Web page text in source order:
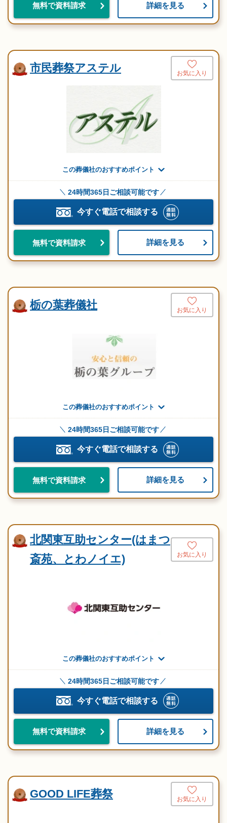
無料で資料請求 詳細を見る
市民葬祭アステル お気に入り
この葬儀社のおすすめポイント
24時間365日ご相談可能です
今すぐ電話で相談する
無料で資料請求 詳細を見る
栃の葉葬儀社 お気に入り
この葬儀社のおすすめポイント
24時間365日ご相談可能です
今すぐ電話で相談する
無料で資料請求 詳細を見る
北関東互助センター(はまつ
斎苑、とわノイエ)
お気に入り
この葬儀社のおすすめポイント
24時間365日ご相談可能です
今すぐ電話で相談する
無料で資料請求 詳細を見る
GOOD LIFE葬祭 お気に入り